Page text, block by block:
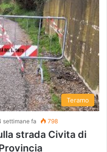
Teramo
settimane fa 798
strada Civita di